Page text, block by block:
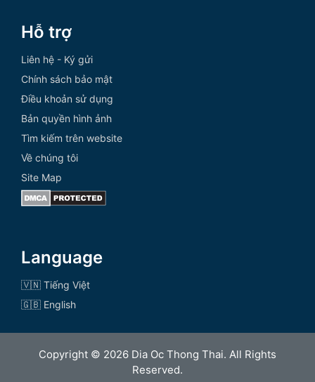
Hỗ trợ
Liên hệ - Ký gửi
Chính sách bảo mật
Điều khoản sử dụng
Bản quyền hình ảnh
Tìm kiếm trên website
Về chúng tôi
Site Map
Language
🇻🇳 Tiếng Việt
🇬🇧 English
Copyright © 2026 Dia Oc Thong Thai. All Rights
Reserved.